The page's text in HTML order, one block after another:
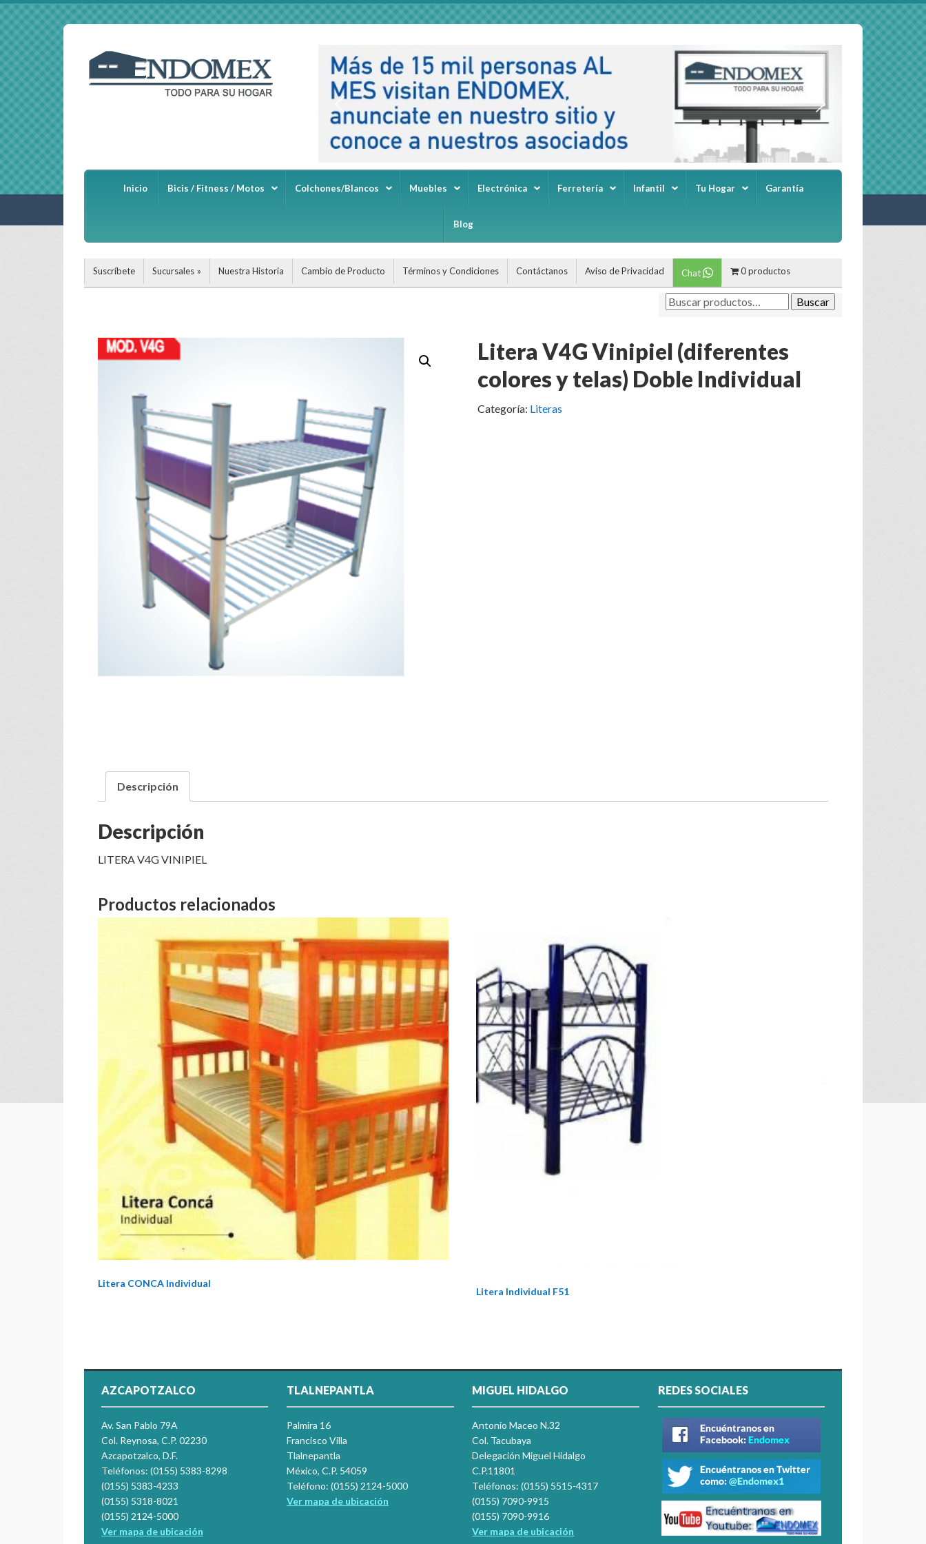
Inicio Bicis / Fitness / Motos Colchones/Blancos Muebles Electrónica Ferretería Infantil Tu Hogar Garantía
Blog
Suscríbete Sucursales Nuestra Historia Cambio de Producto Términos y Condiciones Contáctanos Aviso de Privacidad Chat 0 productos
Buscar
Litera V4G Vinipiel (diferentes
colores y telas) Doble Individual
Categoría: Literas
Descripción
Descripción
LITERA V4G VINIPIEL
Productos relacionados
Litera CONCA Individual
Litera Individual F51
AZCAPOTZALCO
Av. San Pablo 79A
Col. Reynosa, C.P. 02230
Azcapotzalco, D.F.
Teléfonos: (0155) 5383-8298
(0155) 5383-4233
(0155) 5318-8021
(0155) 2124-5000
Ver mapa de ubicación
TLALNEPANTLA
Palmira 16
Francisco Villa
Tlalnepantla
México, C.P. 54059
Teléfono: (0155) 2124-5000
Ver mapa de ubicación
MIGUEL HIDALGO
Antonio Maceo N.32
Col. Tacubaya
Delegación Miguel Hidalgo
C.P.11801
Teléfonos: (0155) 5515-4317
(0155) 7090-9915
(0155) 7090-9916
Ver mapa de ubicación
REDES SOCIALES